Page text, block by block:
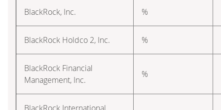
BlackRock, Inc. %
BlackRock Holdco 2, Inc. %
BlackRock Financial
Management, Inc.
%